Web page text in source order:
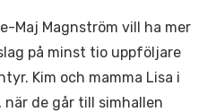
Maj Magnström vill ha mer
på minst tio uppföljare
Kim och mamma Lisa i
de går till simhallen